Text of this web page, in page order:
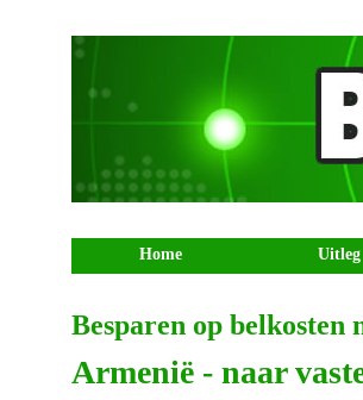
Home Uitleg
Besparen op belkosten
Armenië - naar